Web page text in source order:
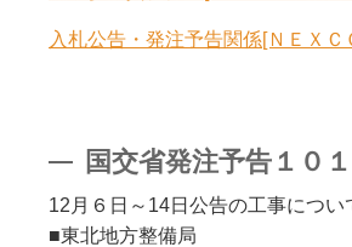
入札公告・発注予告関係[ＮＥＸＣ
国交省発注予告１０
12月６日～14日公告の工事につ
■東北地方整備局